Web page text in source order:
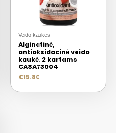
Veido kaukės
Alginatinė,
antioksidacinė veido
kaukė, 2 kartams
CASA73004
€15.80